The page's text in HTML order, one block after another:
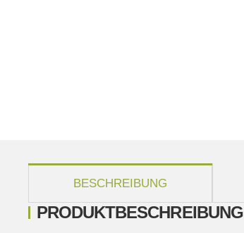
BESCHREIBUNG
PRODUKTBESCHREIBUNG